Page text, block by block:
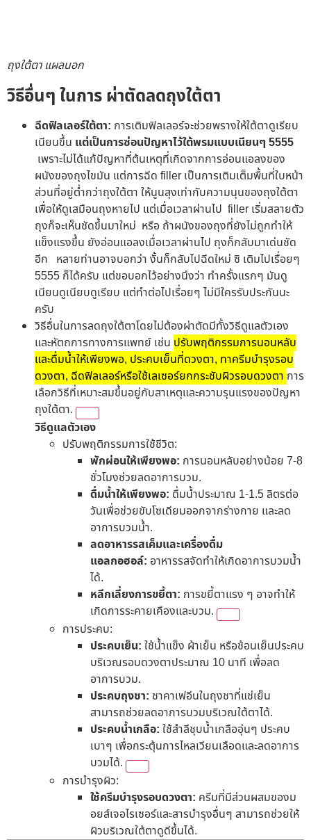
ถุงใต้ตา แผลนอก
วิธีอื่นๆ ในการ ผ่าตัดลดถุงใต้ตา
ฉีดฟิลเลอร์ใต้ตา: การเติมฟิลเลอร์จะช่วยพรางให้ใต้ตาดูเรียบ
เนียนขึ้น แต่เป็นการซ่อนปัญหาไว้ใต้พรมแบบเนียนๆ 5555
เพราะไม่ได้แก้ปัญหาที่ต้นเหตุที่เกิดจากการอ่อนแอลงของ
ผนังของถุงไขมัน แต่การฉีด filler เป็นการเติมเต็มพื้นที่ใบหน้า
ส่วนที่อยู่ต่ำกว่าถุงใต้ตา ให้นูนสุงเท่ากับความนุนของถุงใต้ตา
เพื่อให้ดูเสมือนถุงหายไป แต่เมื่อเวลาผ่านไป filler เริ่มสลายตัว
ถุงก็จะเห็นชัดขึ้นมาใหม่ หรือ ถ้าผนังของถุงที่ยังไม่ถูกทำให้
แข็งแรงขึ้น ยังอ่อนแอลงเมื่อเวลาผ่านไป ถุงก็กลับมาเด่นชัด
อีก หลายท่านอาจบอกว่า งั้นก็กลับไปฉีดใหม่ ซิ เติมไปเรื่อยๆ
5555 ก็ได้ครับ แต่ขอบอกไว้อย่างนึงว่า ทำครั้งแรกๆ มันดู
เนียนดูเนียบดูเรียบ แต่ทำต่อไปเรื่อยๆ ไม่มีใครรับประกันนะ
ครับ
วิธีอื่นในการลดถุงใต้ตาโดยไม่ต้องผ่าตัดมีทั้งวิธีดูแลตัวเอง
และหัตถการทางการแพทย์ เช่น ปรับพฤติกรรมการนอนหลับ
และดื่มน้ำให้เพียงพอ, ประคบเย็นที่ดวงตา, ทาครีมบำรุงรอบ
ดวงตา, ฉีดฟิลเลอร์หรือใช้เลเซอร์ยกกระชับผิวรอบดวงตา การ
เลือกวิธีที่เหมาะสมขึ้นอยู่กับสาเหตุและความรุนแรงของปัญหา
ถุงใต้ตา.
วิธีดูแลตัวเอง
ปรับพฤติกรรมการใช้ชีวิต:
พักผ่อนให้เพียงพอ: การนอนหลับอย่างน้อย 7-8
ชั่วโมงช่วยลดอาการบวม.
ดื่มน้ำให้เพียงพอ: ดื่มน้ำประมาณ 1-1.5 ลิตรต่อ
วันเพื่อช่วยขับโซเดียมออกจากร่างกาย และลด
อาการบวมน้ำ.
ลดอาหารรสเค็มและเครื่องดื่ม
แอลกอฮอล์: อาหารรสจัดทำให้เกิดอาการบวมน้ำ
ได้.
หลีกเลี่ยงการขยี้ตา: การขยี้ตาแรง ๆ อาจทำให้
เกิดการระคายเคืองและบวม.
การประคบ:
ประคบเย็น: ใช้น้ำแข็ง ผ้าเย็น หรือช้อนเย็นประคบ
บริเวณรอบดวงตาประมาณ 10 นาที เพื่อลด
อาการบวม.
ประคบถุงชา: ชาคาเฟอีนในถุงชาที่แช่เย็น
สามารถช่วยลดอาการบวมบริเวณใต้ตาได้.
ประคบน้ำเกลือ: ใช้สำลีชุบน้ำเกลืออุ่นๆ ประคบ
เบาๆ เพื่อกระตุ้นการไหลเวียนเลือดและลดอาการ
บวมได้.
การบำรุงผิว:
ใช้ครีมบำรุงรอบดวงตา: ครีมที่มีส่วนผสมของม
อยส์เจอไรเซอร์และสารบำรุงอื่นๆ สามารถช่วยให้
ผิวบริเวณใต้ตาดูดีขึ้นได้.